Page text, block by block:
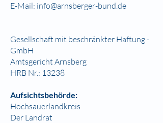
E-Mail: info@arnsberger-bund.de
Gesellschaft mit beschränkter Haftung -
GmbH
Amtsgericht Arnsberg
HRB Nr.: 13238
Aufsichtsbehörde:
Hochsauerlandkreis
Der Landrat